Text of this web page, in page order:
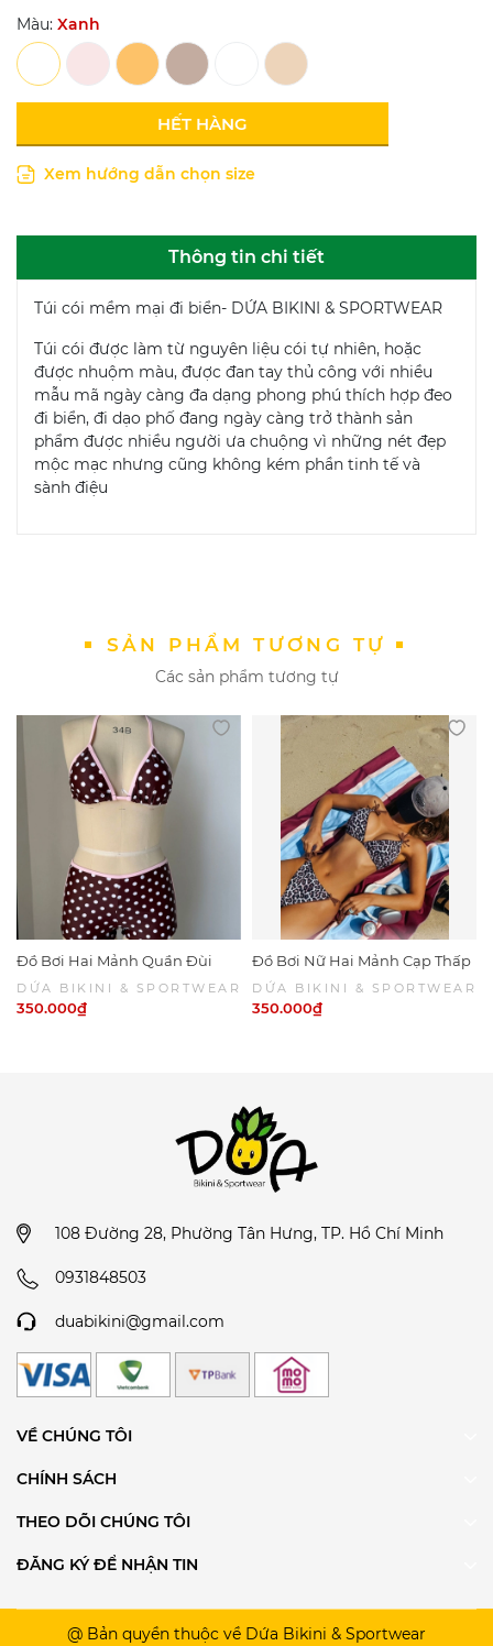
Màu: Xanh
HẾT HÀNG
Xem hướng dẫn chọn size
Thông tin chi tiết
Túi cói mềm mại đi biển- DỨA BIKINI & SPORTWEAR
Túi cói được làm từ nguyên liệu cói tự nhiên, hoặc
được nhuộm màu, được đan tay thủ công với nhiều
mẫu mã ngày càng đa dạng phong phú thích hợp đeo
đi biển, đi dạo phố đang ngày càng trở thành sản
phẩm được nhiều người ưa chuộng vì những nét đẹp
mộc mạc nhưng cũng không kém phần tinh tế và
sành điệu
SẢN PHẨM TƯƠNG TỰ
Các sản phẩm tương tự
Đồ Bơi Hai Mảnh Quần Đùi
Chấm Bi Viền Hồng
DỨA BIKINI & SPORTWEAR
350.000₫
Đồ Bơi Nữ Hai Mảnh Cạp Thấp
Da Beo Phối Nâu Sexy | DỨA
BIKINI & SPORTWEAR
DỨA BIKINI & SPORTWEAR
350.000₫
108 Đường 28, Phường Tân Hưng, TP. Hồ Chí Minh
0931848503
duabikini@gmail.com
VỀ CHÚNG TÔI
CHÍNH SÁCH
THEO DÕI CHÚNG TÔI
ĐĂNG KÝ ĐỂ NHẬN TIN
@ Bản quyền thuộc về Dứa Bikini & Sportwear